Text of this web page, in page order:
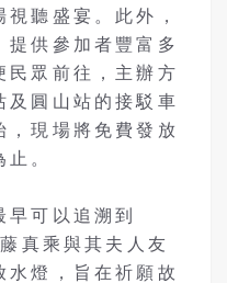
聽盛宴。此外，
提供參加者豐富多
民眾前往，主辦方
及圓山站的接駁車
，現場將免費發放
。
可以追溯到
真乘與其夫人友
水燈，旨在祈願故